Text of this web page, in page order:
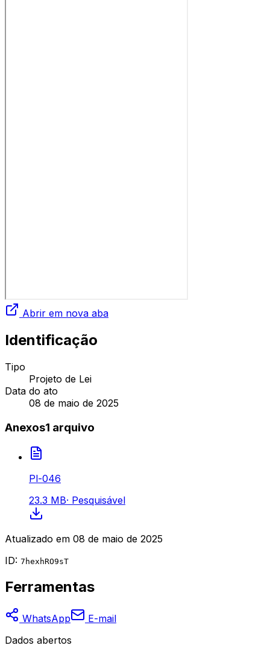
Abrir em nova aba
Identificação
Tipo
Projeto de Lei
Data do ato
08 de maio de 2025
Anexos1 arquivo
Pl-046
23.3 MB· Pesquisável
Atualizado em 08 de maio de 2025
ID: 7hexhRO9sT
Ferramentas
WhatsApp
E-mail
Dados abertos